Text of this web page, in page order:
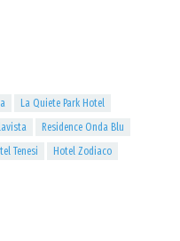
La Quiete Park Hotel
Residence Onda Blu
Tenesi
Hotel Zodiaco